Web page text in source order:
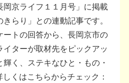
京ライフ１１月号」に掲載
らり」との連動記事です。
トの回答から、長岡京市の
ターが取材先をピックアッ
く、ステキなひと・もの・
くはこちらからチェック：